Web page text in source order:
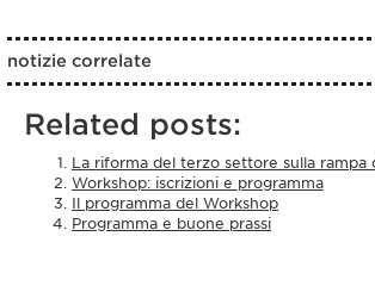
notizie correlate
Related posts:
La riforma del terzo settore sulla rampa
Workshop: iscrizioni e programma
Il programma del Workshop
Programma e buone prassi